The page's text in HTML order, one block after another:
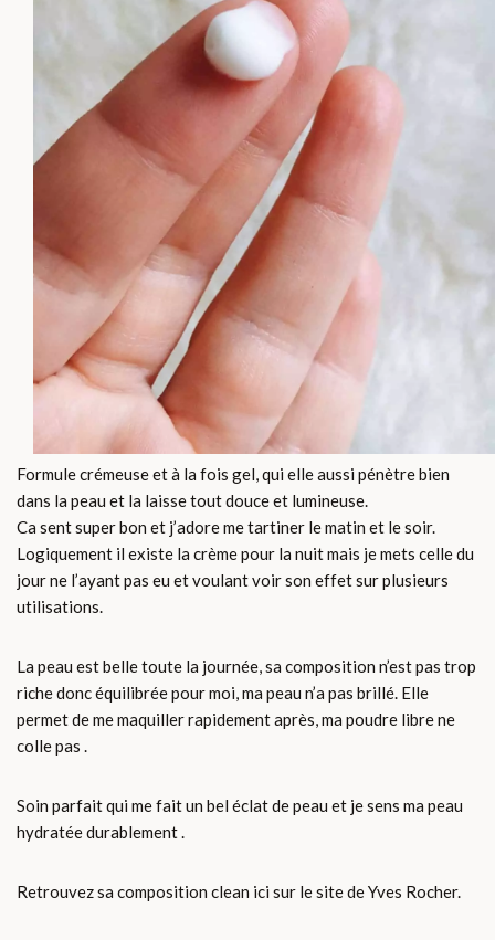
Formule crémeuse et à la fois gel, qui elle aussi pénètre bien
dans la peau et la laisse tout douce et lumineuse.
Ca sent super bon et j’adore me tartiner le matin et le soir.
Logiquement il existe la crème pour la nuit mais je mets celle du
jour ne l’ayant pas eu et voulant voir son effet sur plusieurs
utilisations.
La peau est belle toute la journée, sa composition n’est pas trop
riche donc équilibrée pour moi, ma peau n’a pas brillé. Elle
permet de me maquiller rapidement après, ma poudre libre ne
colle pas .
Soin parfait qui me fait un bel éclat de peau et je sens ma peau
hydratée durablement .
Retrouvez sa composition clean ici sur le site de Yves Rocher.